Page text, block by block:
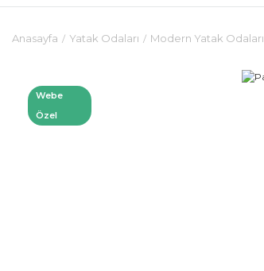
Country Yatak Odaları
Anasayfa Yatak Odaları Modern Yatak Odaları
Webe
Özel